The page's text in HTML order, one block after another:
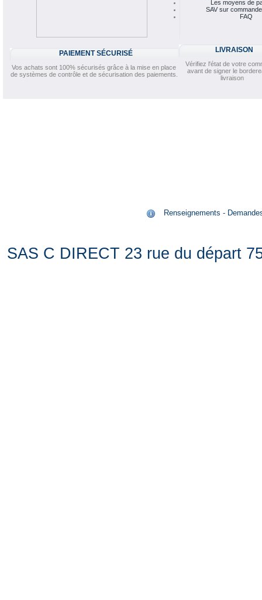
Les moyens de
SAV sur
FAQ
PAIEMENT SÉCURISÉ
Vos achats sont 100% sécurisés grâce à la mise en place
de systèmes de contrôle et de sécurisation des paiements.
LIVRAISON
Vérifiez l'état de votre
avant de signer le
livraison
Renseignements -
SAS C DIRECT 23 rue du départ